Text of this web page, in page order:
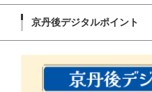
京丹後デジタルポイント